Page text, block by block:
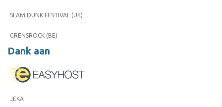
SLAM DUNK FESTIVAL (UK)
GRENSROCK (BE)
Dank aan
JEKA